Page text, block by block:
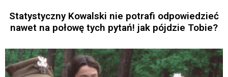
Statystyczny Kowalski nie potrafi odpowiedzieć
nawet na połowę tych pytań! jak pójdzie Tobie?